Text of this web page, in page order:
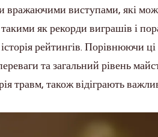
вражаючими виступами, які
як рекорди виграшів і
рейтингів. Порівнюючи
та загальний рівень
травм, також відіграють